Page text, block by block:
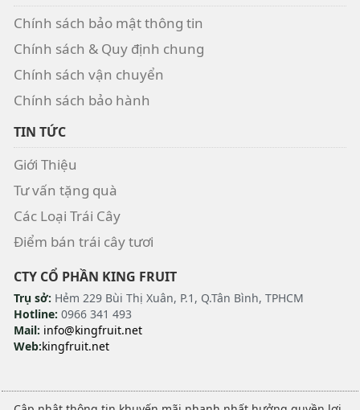
Chính sách bảo mật thông tin
Chính sách & Quy định chung
Chính sách vận chuyển
Chính sách bảo hành
TIN TỨC
Giới Thiệu
Tư vấn tặng quà
Các Loại Trái Cây
Điểm bán trái cây tươi
CTY CỔ PHẦN KING FRUIT
Trụ sở: Hẻm 229 Bùi Thị Xuân, P.1, Q.Tân Bình, TPHCM
Hotline: 0966 341 493
Mail: info@kingfruit.net
Web:kingfruit.net